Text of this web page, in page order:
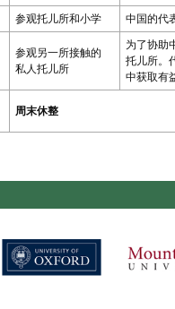
参观托儿所和小学 中国的代
参观另一所接触的
私人托儿所
为了协助
托儿所。
中获取有
周末休整